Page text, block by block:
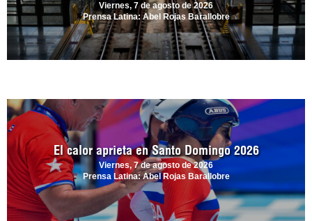
Viernes, 7 de agosto de 2026
Prensa Latina: Abel Rojas Barallobre
El calor aprieta en Santo Domingo 2026
Viernes, 7 de agosto de 2026
Prensa Latina: Abel Rojas Barallobre